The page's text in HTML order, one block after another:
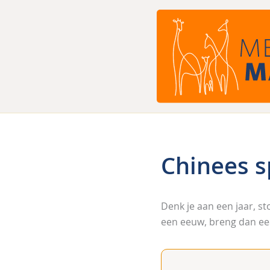
Chinees
Denk je aan een jaar,
een eeuw, breng dan